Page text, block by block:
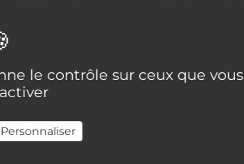
le contrôle sur ceux que vous
Personnaliser